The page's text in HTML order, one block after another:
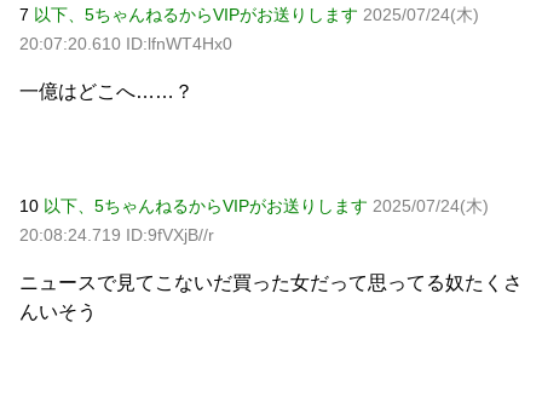
7 以下、5ちゃんねるからVIPがお送りします 2025/07/24(木)
20:07:20.610 ID:lfnWT4Hx0
一億はどこへ……？
10 以下、5ちゃんねるからVIPがお送りします 2025/07/24(木)
20:08:24.719 ID:9fVXjB//r
ニュースで見てこないだ買った女だって思ってる奴たくさ
んいそう